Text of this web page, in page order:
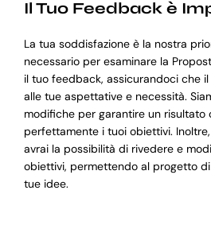
Il Tuo Feedback è
La tua soddisfazione è la nostra
necessario per esaminare la
il tuo feedback, assicurandoci che
alle tue aspettative e necessità.
modifiche per garantire un risultato
perfettamente i tuoi obiettivi.
avrai la possibilità di rivedere e
obiettivi, permettendo al progetto
tue idee.